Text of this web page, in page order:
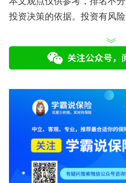
投资决策的依据。投资有风险